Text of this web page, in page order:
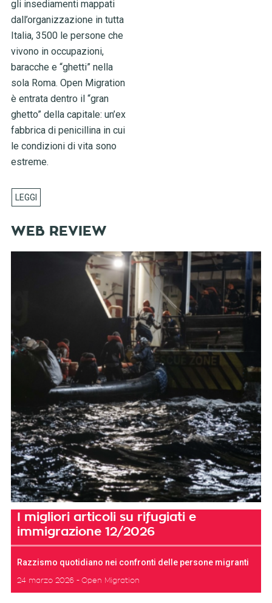
gli insediamenti mappati
dall’organizzazione in tutta
Italia, 3500 le persone che
vivono in occupazioni,
baracche e “ghetti” nella
sola Roma. Open Migration
è entrata dentro il “gran
ghetto” della capitale: un’ex
fabbrica di penicillina in cui
le condizioni di vita sono
estreme.
WEB REVIEW
I migliori articoli su rifugiati e
immigrazione 12/2026
Razzismo quotidiano nei confronti delle persone migranti
24 marzo 2026 Open Migration